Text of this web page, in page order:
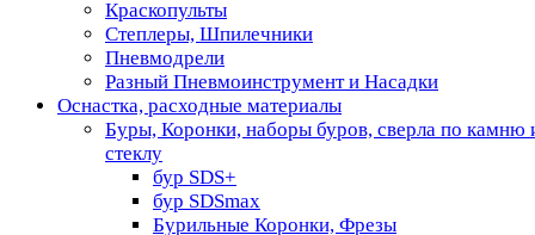
Краскопульты
Степлеры, Шпилечники
Пневмодрели
Разный Пневмоинструмент и Насадки
Оснастка, расходные материалы
Буры, Коронки, наборы буров, сверла по камню
стеклу
бур SDS+
бур SDSmax
Бурильные Коронки, Фрезы